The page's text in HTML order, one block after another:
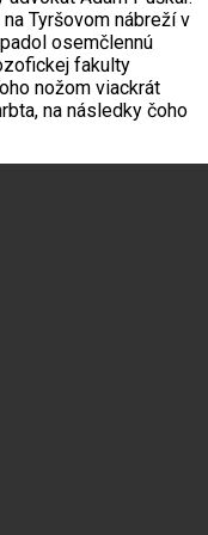
Tyršovom nábreží v
osemčlennú
fakulty
nožom viackrát
na následky čoho